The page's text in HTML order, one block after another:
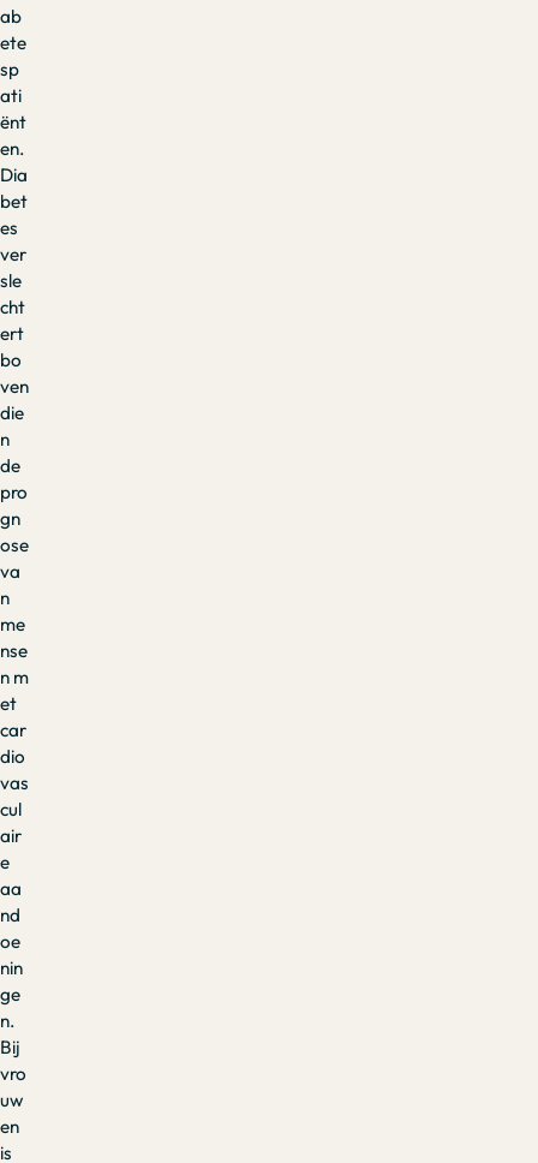
ab
ete
sp
ati
ënt
en.
Dia
bet
es
ver
sle
cht
ert
bo
ven
die
n
de
pro
gn
ose
va
n
me
nse
n m
et
car
dio
vas
cul
air
e
aa
nd
oe
nin
ge
n.
Bij
vro
uw
en
is